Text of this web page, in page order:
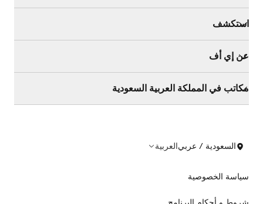
استكشف
عن إي أف
مكاتب في المملكة العربية السعودية
السعودية / عربيالعربية
سياسة الخصوصية